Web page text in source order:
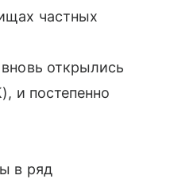
частных
открылись
и постепенно
в ряд